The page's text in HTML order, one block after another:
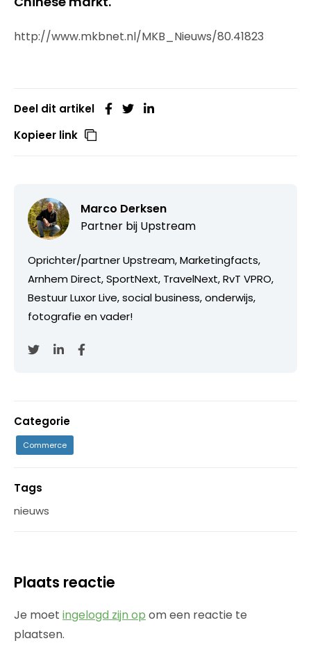
http://www.mkbnet.nl/MKB_Nieuws/80.41823
Deel dit artikel
Kopieer link
Marco Derksen
Partner bij Upstream
Oprichter/partner Upstream, Marketingfacts,
Arnhem Direct, SportNext, TravelNext, RvT VPRO,
Bestuur Luxor Live, social business, onderwijs,
fotografie en vader!
Categorie
Commerce
Tags
nieuws
Plaats reactie
Je moet ingelogd zijn op om een reactie te
plaatsen.